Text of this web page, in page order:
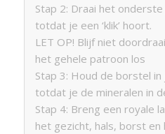
Stap 2: Draai het
totdat je een ‘klik’ hoort.
LET OP! Blijf niet
het gehele patroon los
Stap 3: Houd de borstel
totdat je de mineralen in
Stap 4: Breng een royale
het gezicht, hals, borst en